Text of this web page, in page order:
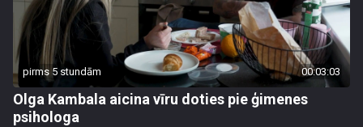
pirms 5 stundām 00:03:03
Olga Kambala aicina vīru doties pie ģimenes
psihologa